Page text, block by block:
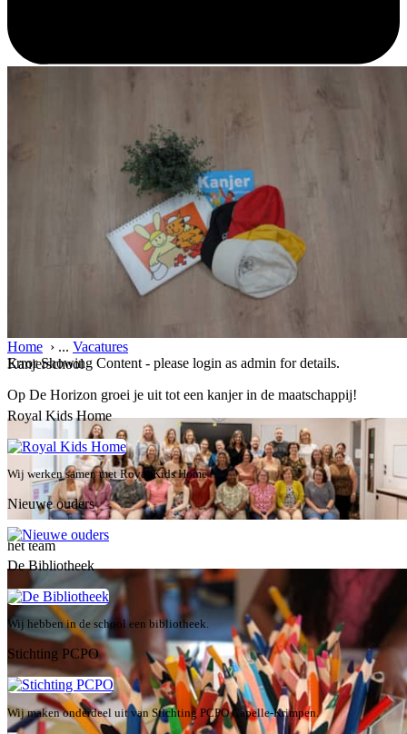
Kanjerschool
Op De Horizon groei je uit tot een kanjer in de maatschappij!
het team
Home › ... Vacatures
Error Showing Content - please login as admin for details.
Royal Kids Home
Wij werken samen met Royal Kids Home
Nieuwe ouders
De Bibliotheek
Wij hebben in de school een bibliotheek.
Stichting PCPO
Wij maken onderdeel uit van Stichting PCPO Capelle-Krimpen.